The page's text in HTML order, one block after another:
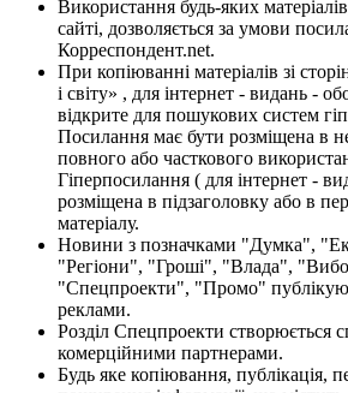
Використання будь-яких
сайті, дозволяється за умови
Корреспондент.net.
При копіюванні матеріалів зі
і світу» , для інтернет - видань -
відкрите для пошукових систем
Посилання має бути розміщена в
повного або часткового
Гіперпосилання ( для інтернет -
розміщена в підзаголовку або в
матеріалу.
Новини з позначками "Думка",
"Регіони", "Гроші", "Влада",
"Спецпроекти", "Промо"
реклами.
Розділ Спецпроекти створюється
комерційними партнерами.
Будь яке копіювання, публікація,